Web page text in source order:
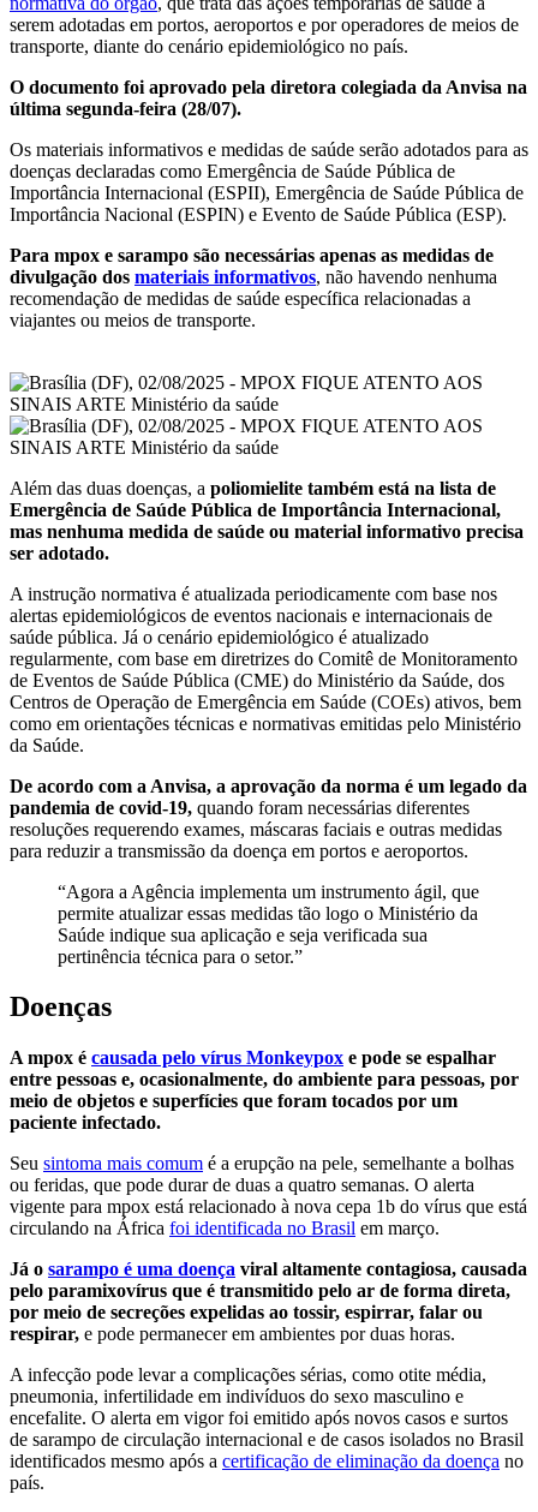
serem adotadas em portos, aeroportos e por operadores de meios de
transporte, diante do cenário epidemiológico no país.
O documento foi aprovado pela diretora colegiada da Anvisa na
última segunda-feira (28/07).
Os materiais informativos e medidas de saúde serão adotados para as
doenças declaradas como Emergência de Saúde Pública de
Importância Internacional (ESPII), Emergência de Saúde Pública de
Importância Nacional (ESPIN) e Evento de Saúde Pública (ESP).
Para mpox e sarampo são necessárias apenas as medidas de
divulgação dos materiais informativos, não havendo nenhuma
recomendação de medidas de saúde específica relacionadas a
viajantes ou meios de transporte.
Além das duas doenças, a poliomielite também está na lista de
Emergência de Saúde Pública de Importância Internacional,
mas nenhuma medida de saúde ou material informativo precisa
ser adotado.
A instrução normativa é atualizada periodicamente com base nos
alertas epidemiológicos de eventos nacionais e internacionais de
saúde pública. Já o cenário epidemiológico é atualizado
regularmente, com base em diretrizes do Comitê de Monitoramento
de Eventos de Saúde Pública (CME) do Ministério da Saúde, dos
Centros de Operação de Emergência em Saúde (COEs) ativos, bem
como em orientações técnicas e normativas emitidas pelo Ministério
da Saúde.
De acordo com a Anvisa, a aprovação da norma é um legado da
pandemia de covid-19, quando foram necessárias diferentes
resoluções requerendo exames, máscaras faciais e outras medidas
para reduzir a transmissão da doença em portos e aeroportos.
“Agora a Agência implementa um instrumento ágil, que
permite atualizar essas medidas tão logo o Ministério da
Saúde indique sua aplicação e seja verificada sua
pertinência técnica para o setor.”
Doenças
A mpox é causada pelo vírus Monkeypox e pode se espalhar
entre pessoas e, ocasionalmente, do ambiente para pessoas, por
meio de objetos e superfícies que foram tocados por um
paciente infectado.
Seu sintoma mais comum é a erupção na pele, semelhante a bolhas
ou feridas, que pode durar de duas a quatro semanas. O alerta
vigente para mpox está relacionado à nova cepa 1b do vírus que está
circulando na África foi identificada no Brasil em março.
Já o sarampo é uma doença viral altamente contagiosa, causada
pelo paramixovírus que é transmitido pelo ar de forma direta,
por meio de secreções expelidas ao tossir, espirrar, falar ou
respirar, e pode permanecer em ambientes por duas horas.
A infecção pode levar a complicações sérias, como otite média,
pneumonia, infertilidade em indivíduos do sexo masculino e
encefalite. O alerta em vigor foi emitido após novos casos e surtos
de sarampo de circulação internacional e de casos isolados no Brasil
identificados mesmo após a certificação de eliminação da doença no
país.